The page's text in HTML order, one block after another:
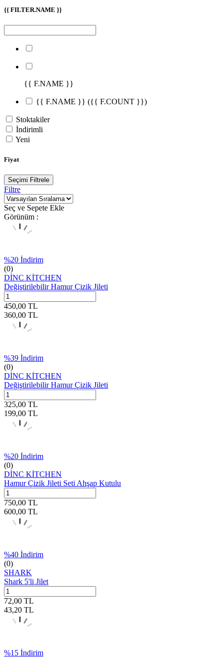
{{ FILTER.NAME }}
{{ F.NAME }}
{{ F.NAME }} ({{ F.COUNT }})
Stoktakiler
İndirimli
Yeni
Fiyat
Seçimi Filtrele
Filtre
Seç ve Sepete Ekle
Görünüm :
%20 İndirim
(0)
DİNC KİTCHEN
Değiştirilebilir Hamur Çizik Jileti
450,00 TL
360,00 TL
%39 İndirim
(0)
DİNC KİTCHEN
Değiştirilebilir Hamur Çizik Jileti
325,00 TL
199,00 TL
%20 İndirim
(0)
DİNC KİTCHEN
Hamur Çizik Jileti Seti Ahşap Kutulu
750,00 TL
600,00 TL
%40 İndirim
(0)
SHARK
Shark 5'li Jilet
72,00 TL
43,20 TL
%15 İndirim